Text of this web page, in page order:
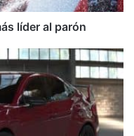
líder al parón